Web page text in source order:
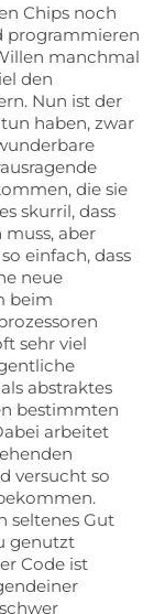
Chips noch
programmieren
manchmal
den
Nun ist der
haben, zwar
die sie
skurril, dass
aber
einfach, dass
neue
beim
sehr viel
abstraktes
bestimmten
arbeitet
versucht so
seltenes Gut
genutzt
Code ist